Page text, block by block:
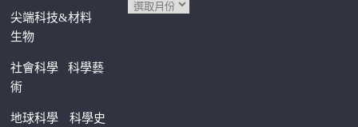
尖端科技&材料
生物
社會科學科學藝
術
地球科學 科學史